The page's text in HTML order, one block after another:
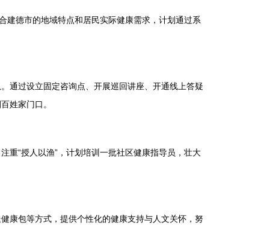
建德市的地域特点和居民实际健康需求，计划通过系
通过设立固定咨询点、开展巡回讲座、开通线上答疑
姓家门口。
重“授人以渔”，计划培训一批社区健康指导员，壮大
康包等方式，提供个性化的健康支持与人文关怀，努